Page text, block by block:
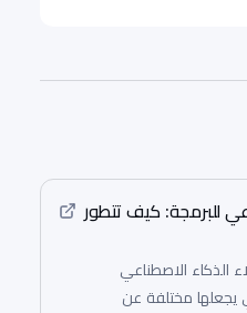
للبرمجة: كيف تتطور
الذكاء الاصطناعي
يجعلها مختلفة عن